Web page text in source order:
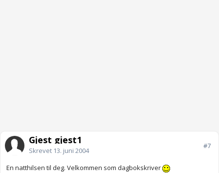
Gjest gjest1
Skrevet 13. juni 2004
#7
En natthilsen til deg. Velkommen som dagbokskriver